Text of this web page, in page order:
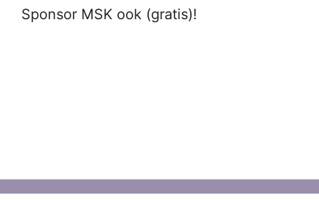
Sponsor MSK ook (gratis)!